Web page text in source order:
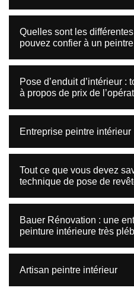
Quelles sont les
pouvez confier à un
Pose d’enduit d’intérieur :
à propos de prix de
Entreprise peintre intérieur
Tout ce que vous devez
technique de pose de
Bauer Rénovation : une
peinture intérieure très
Artisan peintre intérieur